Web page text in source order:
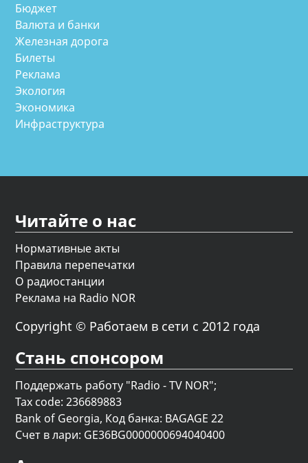
Бюджет
Валюта и банки
Железная дорога
Билеты
Реклама
Экология
Экономика
Инфраструктура
Читайте о нас
Нормативные акты
Правила перепечатки
О радиостанции
Реклама на Radio NOR
Copyright © Работаем в сети с 2012 года
Стань спонсором
Поддержать работу "Radio - TV NOR";
Tax code: 236689883
Bank of Georgia, Код банка: BAGAGE 22
Счет в лари: GE36BG0000000694040400